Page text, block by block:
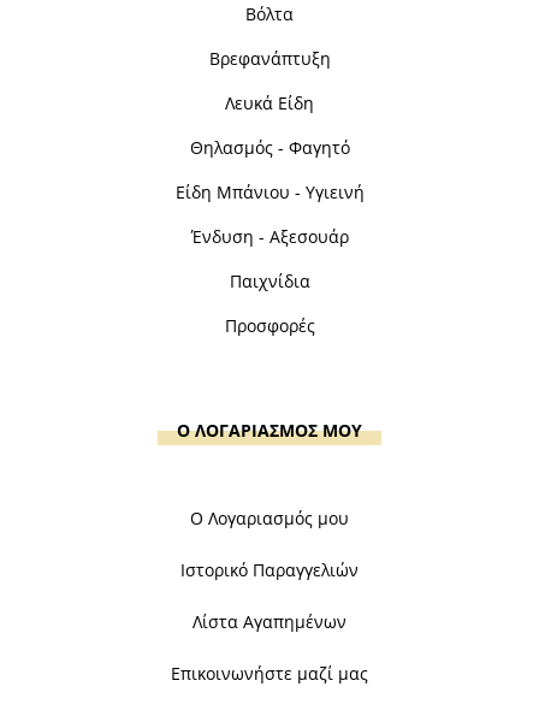
Βόλτα
Βρεφανάπτυξη
Λευκά Είδη
Θηλασμός - Φαγητό
Είδη Μπάνιου - Υγιεινή
Ένδυση - Αξεσουάρ
Παιχνίδια
Προσφορές
Ο ΛΟΓΑΡΙΑΣΜΟΣ ΜΟΥ
Ο Λογαριασμός μου
Ιστορικό Παραγγελιών
Λίστα Αγαπημένων
Επικοινωνήστε μαζί μας